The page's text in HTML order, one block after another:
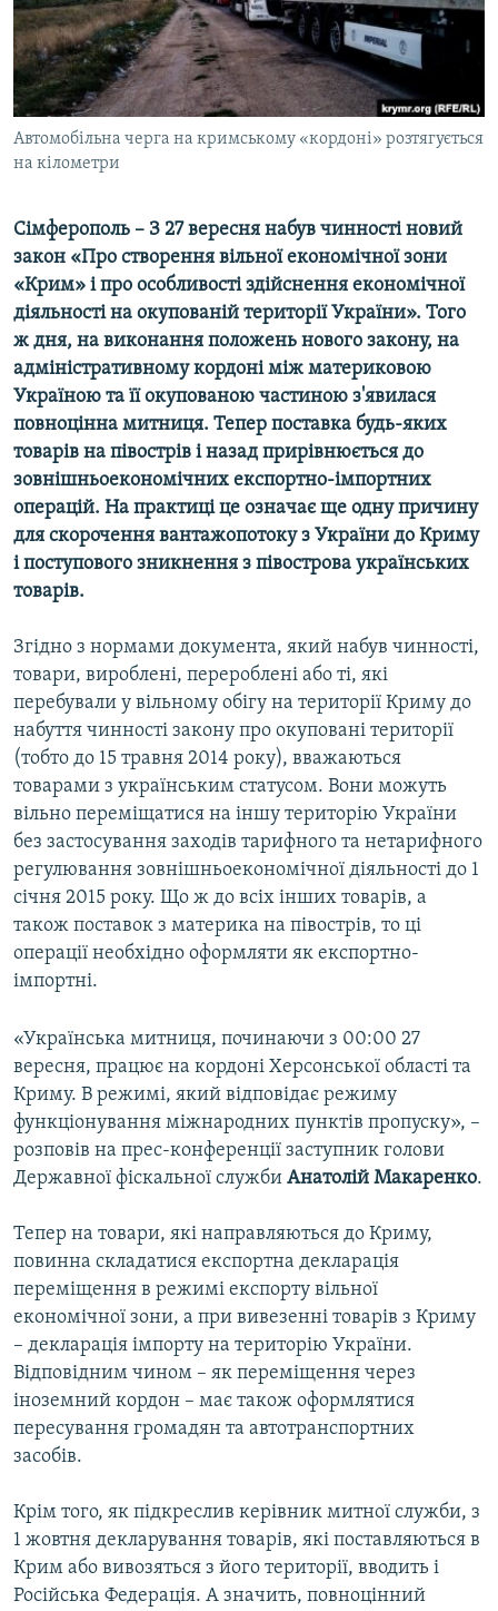
ВІДЕОУРОКИ «ELIFBE»
СВІДЧЕННЯ ОКУПАЦІЇ
УКРАЇНСЬКА ПРОБЛЕМА КРИМУ
ІНФОГРАФІКА
Русский
Qırımtatar
ДОЛУЧАЙСЯ!
Усі сайти RFE/RL
Автомобільна черга на кримському «кордоні» розтягується
на кілометри
Сімферополь – З 27 вересня набув чинності новий
закон «Про створення вільної економічної зони
«Крим» і про особливості здійснення економічної
діяльності на окупованій території України». Того
ж дня, на виконання положень нового закону, на
адміністративному кордоні між материковою
Україною та її окупованою частиною з'явилася
повноцінна митниця. Тепер поставка будь-яких
товарів на півострів і назад прирівнюється до
зовнішньоекономічних експортно-імпортних
операцій. На практиці це означає ще одну причину
для скорочення вантажопотоку з України до Криму
і поступового зникнення з півострова українських
товарів.
Згідно з нормами документа, який набув чинності,
товари, вироблені, перероблені або ті, які
перебували у вільному обігу на території Криму до
набуття чинності закону про окуповані території
(тобто до 15 травня 2014 року), вважаються
товарами з українським статусом. Вони можуть
вільно переміщатися на іншу територію України
без застосування заходів тарифного та нетарифного
регулювання зовнішньоекономічної діяльності до 1
січня 2015 року. Що ж до всіх інших товарів, а
також поставок з материка на півострів, то ці
операції необхідно оформляти як експортно-
імпортні.
«Українська митниця, починаючи з 00:00 27
вересня, працює на кордоні Херсонської області та
Криму. В режимі, який відповідає режиму
функціонування міжнародних пунктів пропуску», –
розповів на прес-конференції заступник голови
Державної фіскальної служби Анатолій Макаренко.
Тепер на товари, які направляються до Криму,
повинна складатися експортна декларація
переміщення в режимі експорту вільної
економічної зони, а при вивезенні товарів з Криму
– декларація імпорту на територію України.
Відповідним чином – як переміщення через
іноземний кордон – має також оформлятися
пересування громадян та автотранспортних
засобів.
Крім того, як підкреслив керівник митної служби, з
1 жовтня декларування товарів, які поставляються в
Крим або вивозяться з його території, вводить і
Російська Федерація. А значить, повноцінний